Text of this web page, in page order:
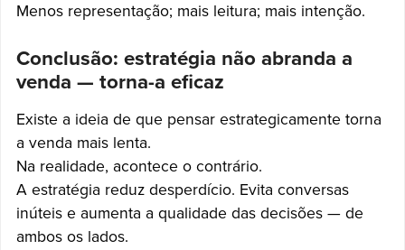
Menos representação; mais leitura; mais intenção.
Conclusão: estratégia não abranda a
venda — torna-a eficaz
Existe a ideia de que pensar estrategicamente torna
a venda mais lenta.
Na realidade, acontece o contrário.
A estratégia reduz desperdício. Evita conversas
inúteis e aumenta a qualidade das decisões — de
ambos os lados.